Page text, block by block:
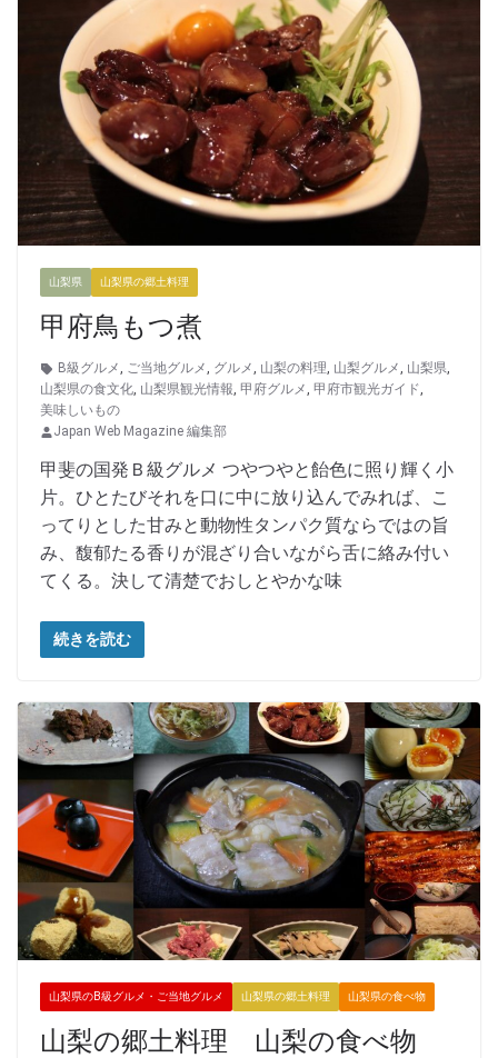
山梨県 山梨県の郷土料理
甲府鳥もつ煮
B級グルメ, ご当地グルメ, グルメ, 山梨の料理, 山梨グルメ, 山梨県,
山梨県の食文化, 山梨県観光情報, 甲府グルメ, 甲府市観光ガイド,
美味しいもの
Japan Web Magazine 編集部
甲斐の国発Ｂ級グルメ つやつやと飴色に照り輝く小
片。ひとたびそれを口に中に放り込んでみれば、こ
ってりとした甘みと動物性タンパク質ならではの旨
み、馥郁たる香りが混ざり合いながら舌に絡み付い
てくる。決して清楚でおしとやかな味
続きを読む
山梨県のB級グルメ・ご当地グルメ 山梨県の郷土料理 山梨県の食べ物
山梨の郷土料理 山梨の食べ物